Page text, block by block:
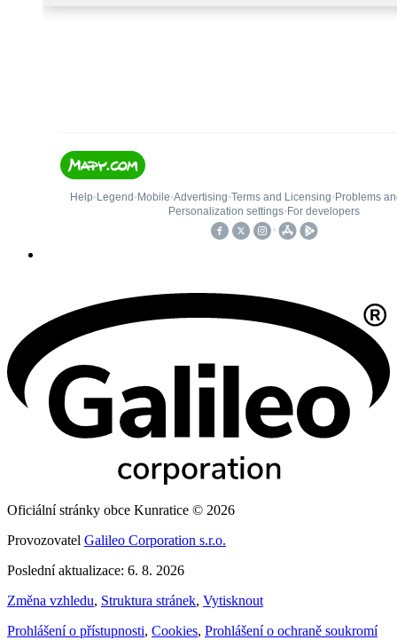
Oficiální stránky obce Kunratice © 2026
Provozovatel Galileo Corporation s.r.o.
Poslední aktualizace: 6. 8. 2026
Změna vzhledu, Struktura stránek, Vytisknout
Prohlášení o přístupnosti, Cookies, Prohlášení o ochraně soukromí